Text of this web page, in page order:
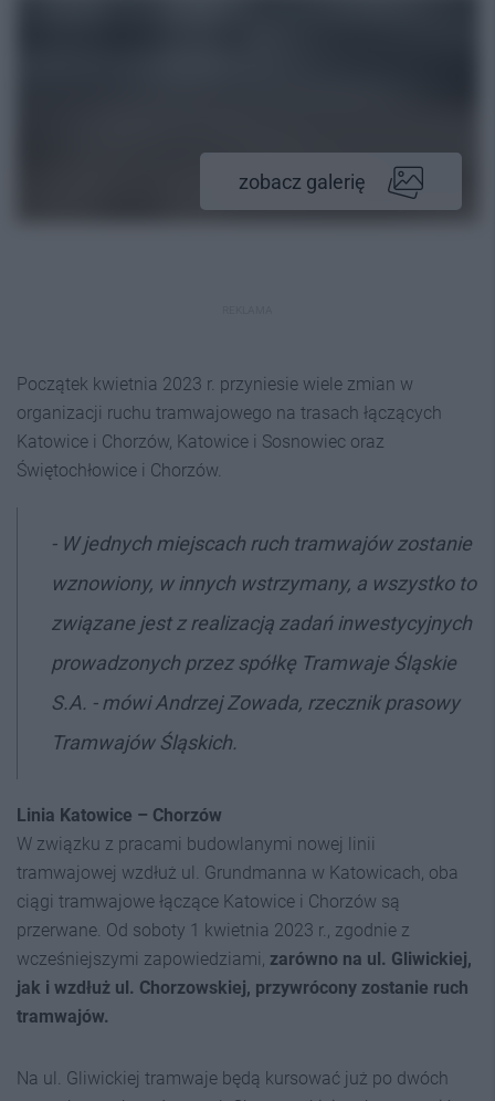
zobacz galerię
Początek kwietnia 2023 r. przyniesie wiele zmian w
organizacji ruchu tramwajowego na trasach łączących
Katowice i Chorzów, Katowice i Sosnowiec oraz
Świętochłowice i Chorzów.
- W jednych miejscach ruch tramwajów zostanie
wznowiony, w innych wstrzymany, a wszystko to
związane jest z realizacją zadań inwestycyjnych
prowadzonych przez spółkę Tramwaje Śląskie
S.A. - mówi Andrzej Zowada, rzecznik prasowy
Tramwajów Śląskich.
Linia Katowice – Chorzów
W związku z pracami budowlanymi nowej linii
tramwajowej wzdłuż ul. Grundmanna w Katowicach, oba
ciągi tramwajowe łączące Katowice i Chorzów są
przerwane. Od soboty 1 kwietnia 2023 r., zgodnie z
wcześniejszymi zapowiedziami, zarówno na ul. Gliwickiej,
jak i wzdłuż ul. Chorzowskiej, przywrócony zostanie ruch
tramwajów.
Na ul. Gliwickiej tramwaje będą kursować już po dwóch